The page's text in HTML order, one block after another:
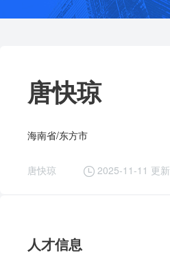
唐快琼
海南省/东方市
唐快琼 2025-11-11 更新
人才信息